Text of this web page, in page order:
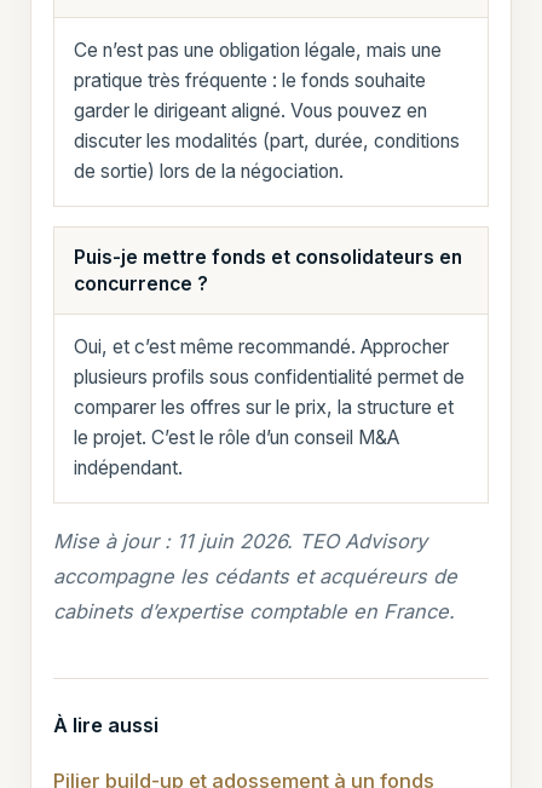
Ce n’est pas une obligation légale, mais une
pratique très fréquente : le fonds souhaite
garder le dirigeant aligné. Vous pouvez en
discuter les modalités (part, durée, conditions
de sortie) lors de la négociation.
Puis-je mettre fonds et consolidateurs en
concurrence ?
Oui, et c’est même recommandé. Approcher
plusieurs profils sous confidentialité permet de
comparer les offres sur le prix, la structure et
le projet. C’est le rôle d’un conseil M&A
indépendant.
Mise à jour : 11 juin 2026. TEO Advisory
accompagne les cédants et acquéreurs de
cabinets d’expertise comptable en France.
À lire aussi
Pilier build-up et adossement à un fonds